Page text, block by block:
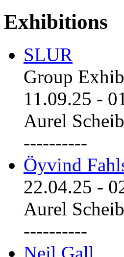
Exhibitions
SLUR
Group
11.09.25 -
Aurel
----------
Öyvind
22.04.25 -
Aurel
----------
Neil Gall